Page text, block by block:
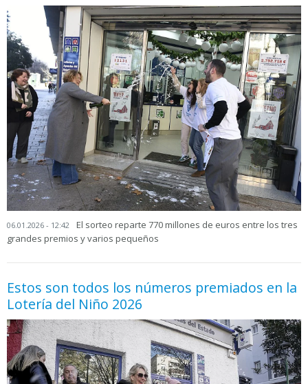
06.01.2026 - 12:42
El sorteo reparte 770 millones de euros entre los tres
grandes premios y varios pequeños
Estos son todos los números premiados en la
Lotería del Niño 2026